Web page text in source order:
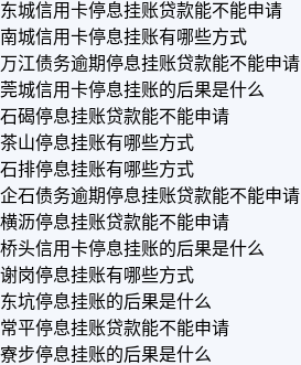
东城信用卡停息挂账贷款能不能申请
南城信用卡停息挂账有哪些方式
万江债务逾期停息挂账贷款能不能申请
莞城信用卡停息挂账的后果是什么
石碣停息挂账贷款能不能申请
茶山停息挂账有哪些方式
石排停息挂账有哪些方式
企石债务逾期停息挂账贷款能不能申请
横沥停息挂账贷款能不能申请
桥头信用卡停息挂账的后果是什么
谢岗停息挂账有哪些方式
东坑停息挂账的后果是什么
常平停息挂账贷款能不能申请
寮步停息挂账的后果是什么